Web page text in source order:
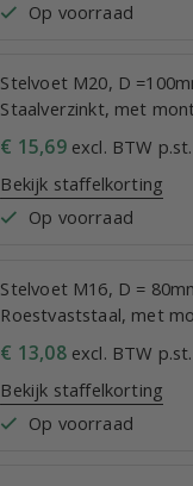
Op voorraad
Stelvoet M20, D
Staalverzinkt, met
€ 15,69excl. BTW p.st.
Bekijk staffelkorting
Op voorraad
Stelvoet M16, D =
Roestvaststaal, met
€ 13,08excl. BTW p.st.
Bekijk staffelkorting
Op voorraad